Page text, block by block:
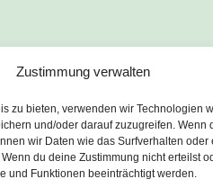
Zustimmung verwalten
zu bieten, verwenden wir Technologien
und/oder darauf zuzugreifen. Wenn
wir Daten wie das Surfverhalten oder
du deine Zustimmung nicht erteilst
und Funktionen beeinträchtigt werden.
WordPress